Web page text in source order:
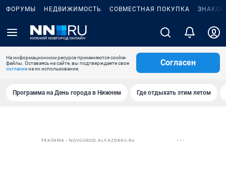
ФОРУМЫ НЕДВИЖИМОСТЬ СОВМЕСТНАЯ ПОКУПКА
На информационном ресурсе применяются cookie-
файлы. Оставаясь на сайте, вы подтверждаете свое
согласиена их использование.
Согласен
Программа на День города в Нижнем Где отдыхать этим летом
РЕКЛАМА • NOVGOROD.ALFAZDRAV.RU